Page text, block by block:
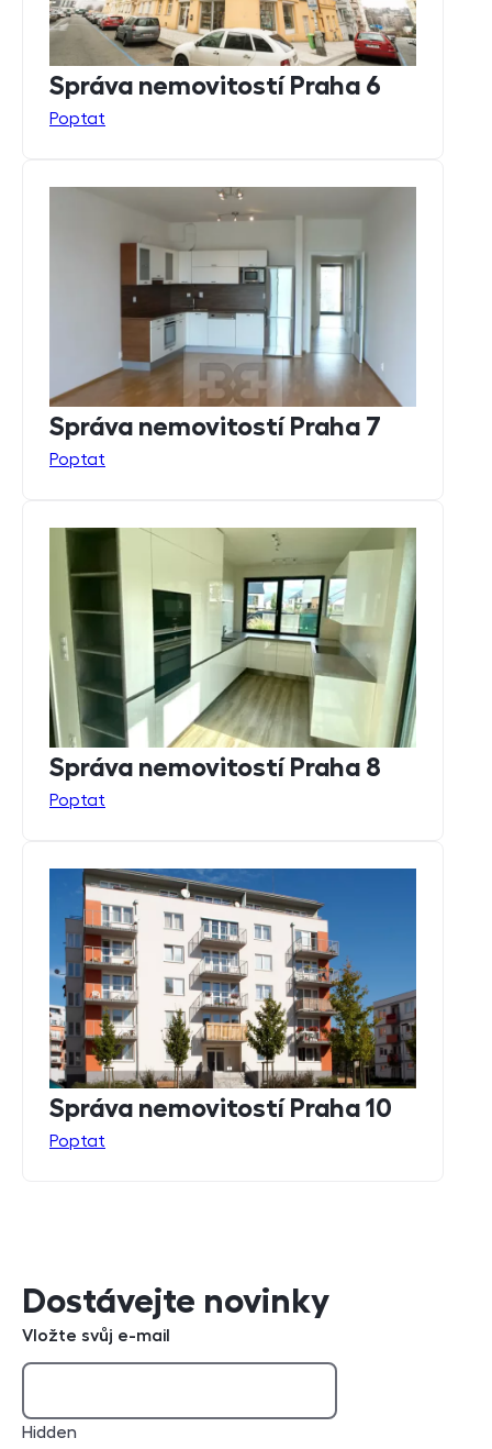
Správa nemovitostí Praha 6
Poptat
Správa nemovitostí Praha 7
Poptat
Správa nemovitostí Praha 8
Poptat
Správa nemovitostí Praha 10
Poptat
Dostávejte novinky
Vložte svůj e-mail
Hidden